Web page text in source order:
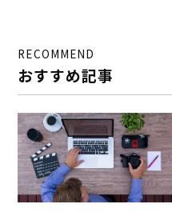
RECOMMEND
おすすめ記事